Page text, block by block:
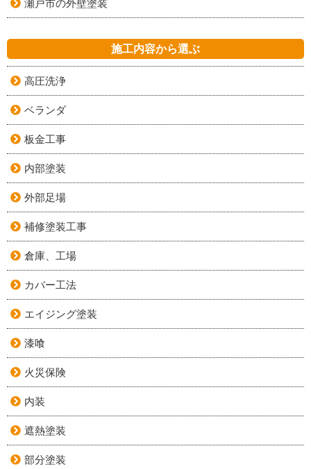
瀬戸市の外壁塗装
施工内容から選ぶ
高圧洗浄
ベランダ
板金工事
内部塗装
外部足場
補修塗装工事
倉庫、工場
カバー工法
エイジング塗装
漆喰
火災保険
内装
遮熱塗装
部分塗装